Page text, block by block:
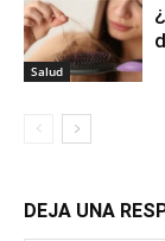
Salud
DEJA UNA